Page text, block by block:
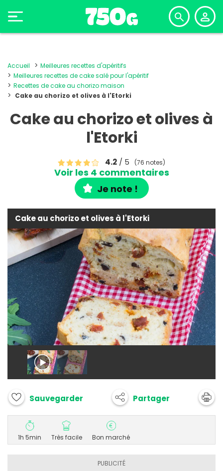
Accueil
Meilleures recettes d'apéritifs
Meilleures recettes de cake salé pour l'apéritif
Recettes de cake au chorizo maison
Cake au chorizo et olives à l'Etorki
Cake au chorizo et olives à
l'Etorki
4.2 / 5 (76 notes)
Voir les 4 commentaires
Je note !
Cake au chorizo et olives à l'Etorki
Sauvegarder Partager
1h 5min Très facile Bon marché